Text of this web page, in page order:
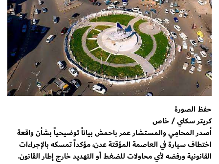
حفظ الصورة
كريتر سكاي / خاص
أصدر المحامِي والمستشار عمر باحمش بياناً توضيحياً بشأن واقعة
اختطاف سيارة في العاصمة المؤقتة عدن، مؤكداً تمسكه بالإجراءات
القانونية ورفضه لأي محاولات للضغط أو التهديد خارج إطار القانون.